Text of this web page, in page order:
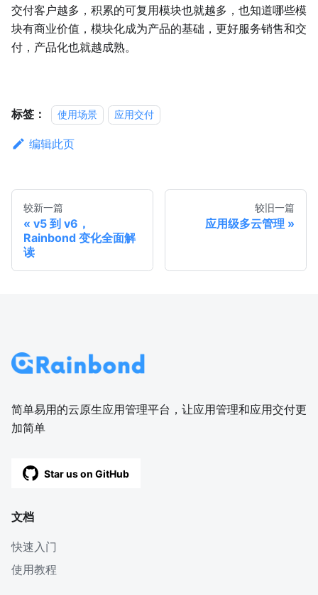
交付客户越多，积累的可复用模块也就越多，也知道哪些模
块有商业价值，模块化成为产品的基础，更好服务销售和交
付，产品化也就越成熟。
标签： 使用场景 应用交付
编辑此页
较新一篇
v5 到 v6，
Rainbond 变化全面解
读
较旧一篇
应用级多云管理
简单易用的云原生应用管理平台，让应用管理和应用交付更
加简单
Star us on GitHub
文档
快速入门
使用教程